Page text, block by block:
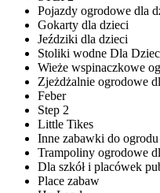
Pojazdy ogrodowe dla
Gokarty dla dzieci
Jeździki dla dzieci
Stoliki wodne Dla
Wieże wspinaczkowe
Zjeżdżalnie ogrodowe
Feber
Step 2
Little Tikes
Inne zabawki do
Trampoliny ogrodowe
Dla szkół i placówek
Place zabaw